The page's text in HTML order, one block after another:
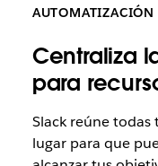
AUTOMATIZACIÓN
Centraliza
para
Slack reúne
lugar para que